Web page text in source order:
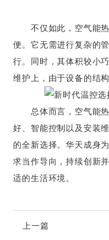
不仅如此，空气能热
便。它无需进行复杂的
行。同时，其体积较小
维护上，由于设备的结
总体而言，空气能热
好、智能控制以及安装
的全新选择。华天成身
求当作导向，持续创新
适的生活环境。
上一篇